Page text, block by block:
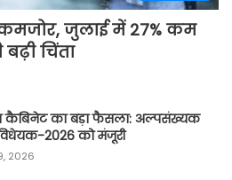
जुलाई में 27% कम
चिंता
कैबिनेट का बड़ा फैसला: अल्पसंख्यक
2026 को मंजूरी
2026